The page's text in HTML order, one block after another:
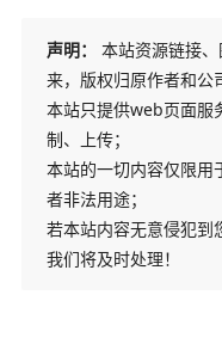
声明：
本站资源链接
来，版权归原作者和公
本站只提供web页面服
制、上传；
本站的一切内容仅限用
者非法用途；
若本站内容无意侵犯到
我们将及时处理！